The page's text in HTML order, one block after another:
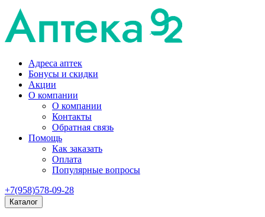
Адреса аптек
Бонусы и скидки
Акции
О компании
О компании
Контакты
Обратная связь
Помощь
Как заказать
Оплата
Популярные вопросы
+7(958)578-09-28
Каталог